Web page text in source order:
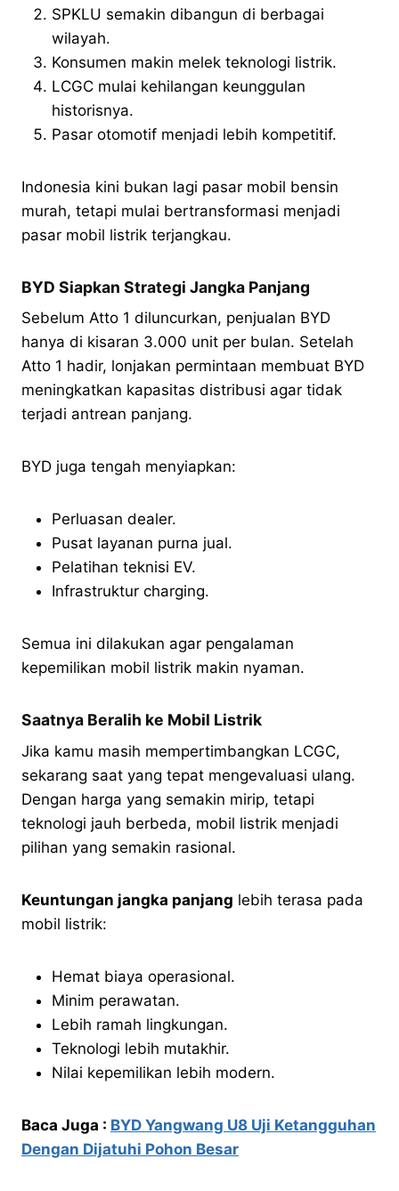
SPKLU semakin dibangun di berbagai
wilayah.
Konsumen makin melek teknologi listrik.
LCGC mulai kehilangan keunggulan
historisnya.
Pasar otomotif menjadi lebih kompetitif.
Indonesia kini bukan lagi pasar mobil bensin
murah, tetapi mulai bertransformasi menjadi
pasar mobil listrik terjangkau.
BYD Siapkan Strategi Jangka Panjang
Sebelum Atto 1 diluncurkan, penjualan BYD
hanya di kisaran 3.000 unit per bulan. Setelah
Atto 1 hadir, lonjakan permintaan membuat BYD
meningkatkan kapasitas distribusi agar tidak
terjadi antrean panjang.
BYD juga tengah menyiapkan:
Perluasan dealer.
Pusat layanan purna jual.
Pelatihan teknisi EV.
Infrastruktur charging.
Semua ini dilakukan agar pengalaman
kepemilikan mobil listrik makin nyaman.
Saatnya Beralih ke Mobil Listrik
Jika kamu masih mempertimbangkan LCGC,
sekarang saat yang tepat mengevaluasi ulang.
Dengan harga yang semakin mirip, tetapi
teknologi jauh berbeda, mobil listrik menjadi
pilihan yang semakin rasional.
Keuntungan jangka panjang lebih terasa pada
mobil listrik:
Hemat biaya operasional.
Minim perawatan.
Lebih ramah lingkungan.
Teknologi lebih mutakhir.
Nilai kepemilikan lebih modern.
Baca Juga : BYD Yangwang U8 Uji Ketangguhan
Dengan Dijatuhi Pohon Besar